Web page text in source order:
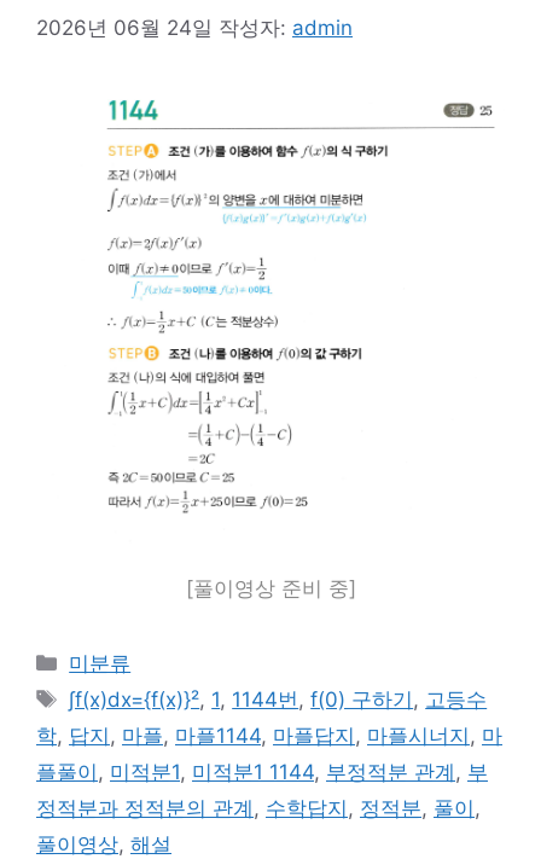
2026년 06월 24일 작성자: admin
[풀이영상 준비 중]
카
테
고
리
미분류
태
그
∫f(x)dx={f(x)}², 1, 1144번,f(0) 구하기 , 고등수
학, 답지 , 마플, 마플1144, 마플답지 , 마플시너지 , 마
플풀이 , 미적분1, 미적분1 1144, 부정적분 관계 , 부
정적분과 정적분의 관계 , 수학답지 , 정적분, 풀이 ,
풀이영상, 해설